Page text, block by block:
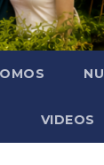
VIDEOS